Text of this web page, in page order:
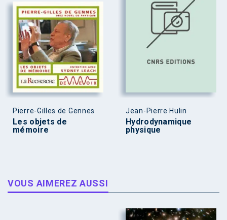
Pierre-Gilles de Gennes
Les objets de
mémoire
Jean-Pierre Hulin
Hydrodynamique
physique
VOUS AIMEREZ AUSSI